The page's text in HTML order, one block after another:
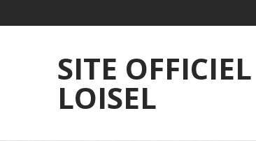
SITE
LOISEL